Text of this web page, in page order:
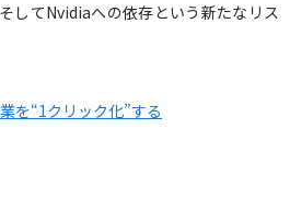
してNvidiaへの依存という新たなリス
を“1クリック化”する